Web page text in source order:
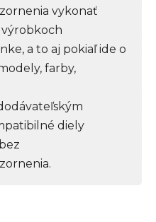
vykonať
a to aj pokiaľ ide o
farby,
diely